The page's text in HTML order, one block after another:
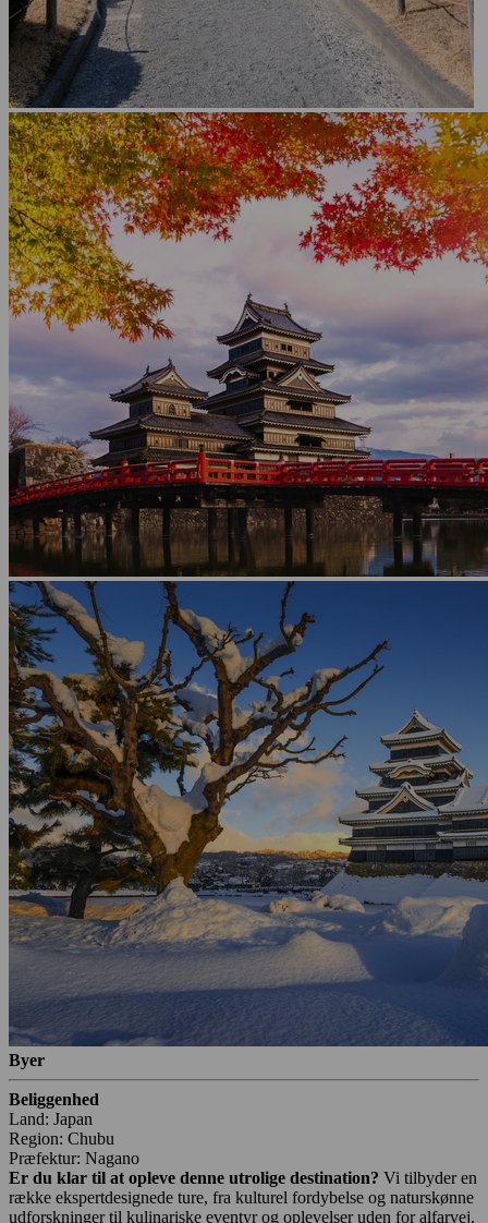
Byer
Beliggenhed
Land: Japan
Region: Chubu
Præfektur: Nagano
Er du klar til at opleve denne utrolige destination? Vi tilbyder en
række ekspertdesignede ture, fra kulturel fordybelse og naturskønne
udforskninger til kulinariske eventyr og oplevelser uden for alfarvej.